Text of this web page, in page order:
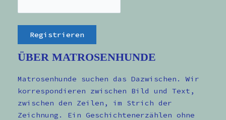
ÜBER MATROSENHUNDE
Matrosenhunde suchen das Dazwischen. Wir
korrespondieren zwischen Bild und Text,
zwischen den Zeilen, im Strich der
Zeichnung. Ein Geschichtenerzählen ohne